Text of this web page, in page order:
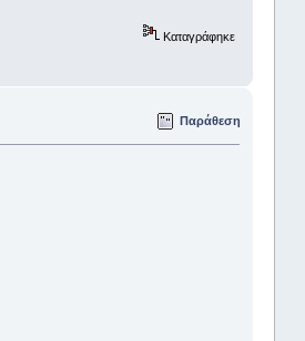
Καταγράφηκε
Παράθεση